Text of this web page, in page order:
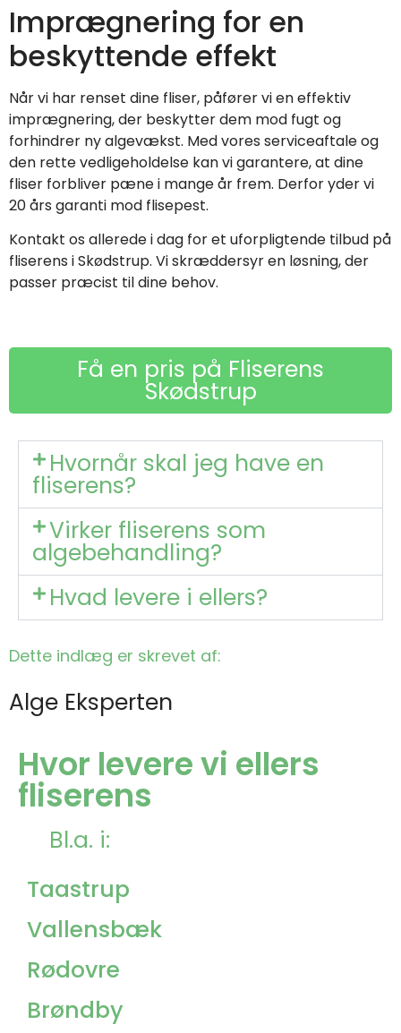
Imprægnering for en
beskyttende effekt
Når vi har renset dine fliser, påfører vi en effektiv
imprægnering, der beskytter dem mod fugt og
forhindrer ny algevækst. Med vores serviceaftale og
den rette vedligeholdelse kan vi garantere, at dine
fliser forbliver pæne i mange år frem. Derfor yder vi
20 års garanti mod flisepest.
Kontakt os allerede i dag for et uforpligtende tilbud på
fliserens i Skødstrup. Vi skræddersyr en løsning, der
passer præcist til dine behov.
Få en pris på Fliserens
Skødstrup
Hvornår skal jeg have en
fliserens?
Virker fliserens som
algebehandling?
Hvad levere i ellers?
Dette indlæg er skrevet af:
Alge Eksperten
Hvor levere vi ellers
fliserens
Bl.a. i:
Taastrup
Vallensbæk
Rødovre
Brøndby